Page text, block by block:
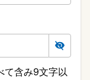
て含み9文字以